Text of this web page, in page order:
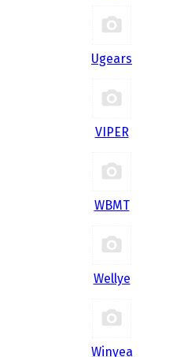
Ugears
VIPER
WBMT
Wellye
Winyea